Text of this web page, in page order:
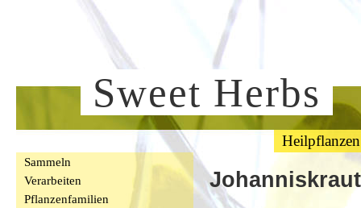
Sweet Herbs
Heilpflanzen
Sammeln
Verarbeiten
Pflanzenfamilien